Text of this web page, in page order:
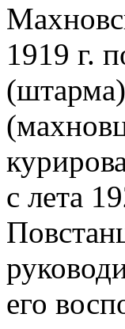
1919 г.
с лета
его